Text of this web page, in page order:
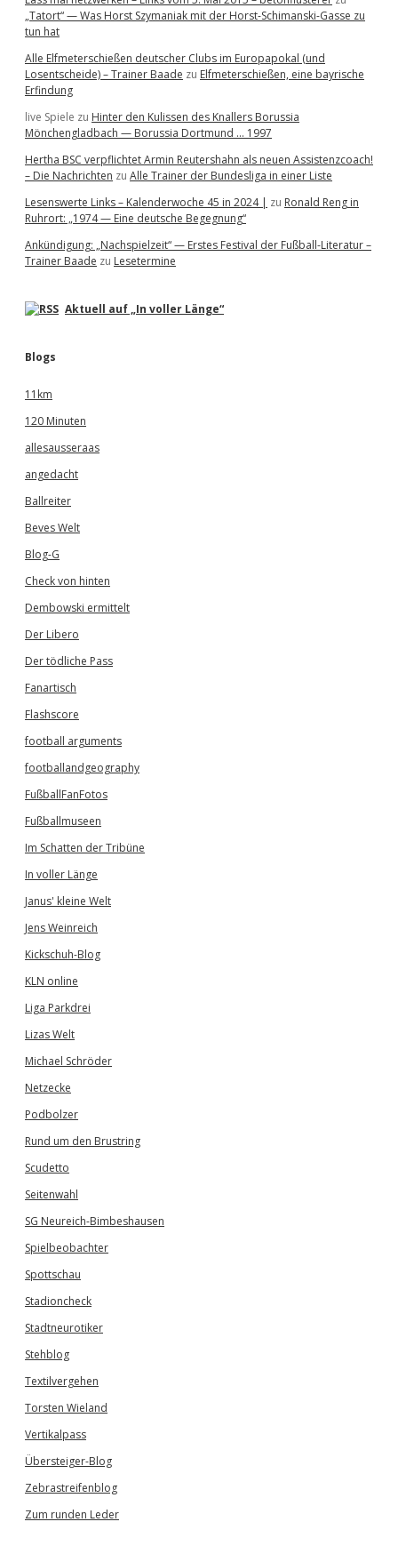
„Tatort“ — Was Horst Szymaniak mit der Horst-Schimanski-Gasse zu
tun hat
Alle Elfmeterschießen deutscher Clubs im Europapokal (und
Losentscheide) – Trainer Baade zu Elfmeterschießen, eine bayrische
Erfindung
live Spiele zu Hinter den Kulissen des Knallers Borussia
Mönchengladbach — Borussia Dortmund … 1997
Hertha BSC verpflichtet Armin Reutershahn als neuen Assistenzcoach!
– Die Nachrichten zu Alle Trainer der Bundesliga in einer Liste
Lesenswerte Links – Kalenderwoche 45 in 2024 | zu Ronald Reng in
Ruhrort: „1974 — Eine deutsche Begegnung“
Ankündigung: „Nachspielzeit“ — Erstes Festival der Fußball-Literatur –
Trainer Baade zu Lesetermine
Aktuell auf „In voller Länge“
Blogs
11km
120 Minuten
allesausseraas
angedacht
Ballreiter
Beves Welt
Blog-G
Check von hinten
Dembowski ermittelt
Der Libero
Der tödliche Pass
Fanartisch
Flashscore
football arguments
footballandgeography
FußballFanFotos
Fußballmuseen
Im Schatten der Tribüne
In voller Länge
Janus' kleine Welt
Jens Weinreich
Kickschuh-Blog
KLN online
Liga Parkdrei
Lizas Welt
Michael Schröder
Netzecke
Podbolzer
Rund um den Brustring
Scudetto
Seitenwahl
SG Neureich-Bimbeshausen
Spielbeobachter
Spottschau
Stadioncheck
Stadtneurotiker
Stehblog
Textilvergehen
Torsten Wieland
Vertikalpass
Übersteiger-Blog
Zebrastreifenblog
Zum runden Leder